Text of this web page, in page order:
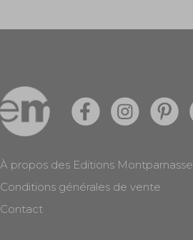
À propos des Editions Montparnasse
Conditions générales de vente
Contact